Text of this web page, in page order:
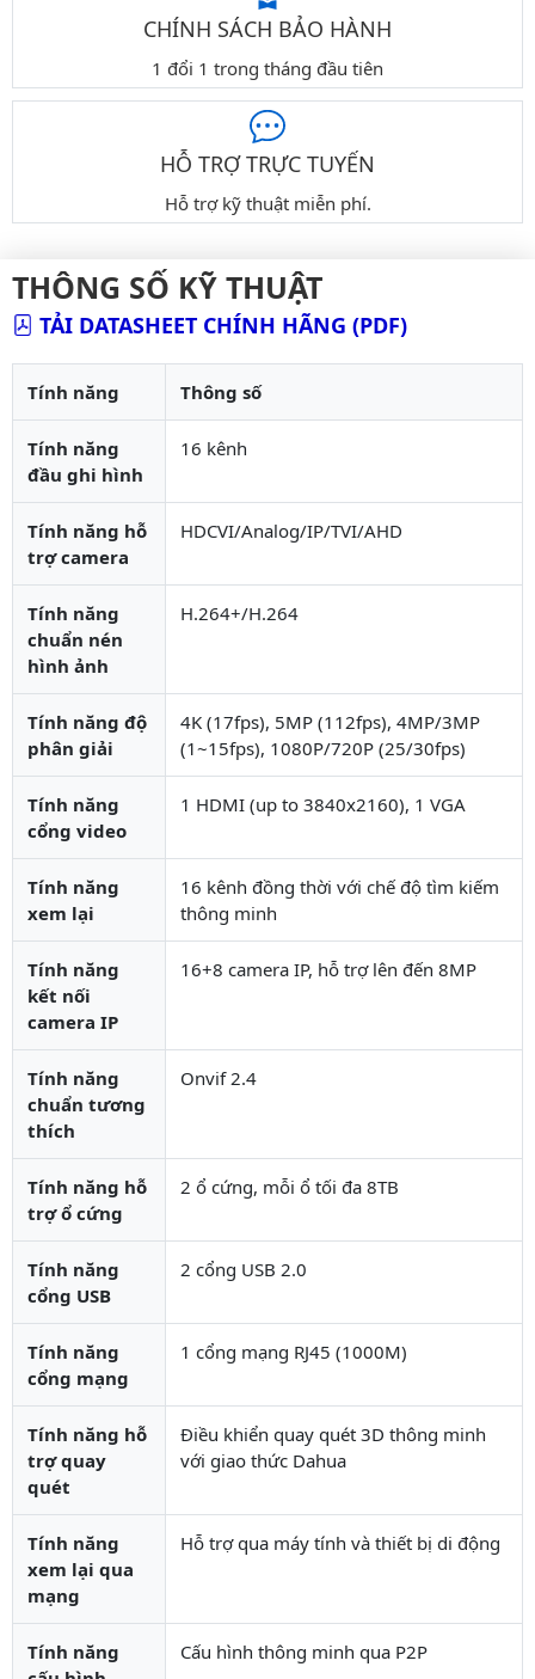
CHÍNH SÁCH BẢO HÀNH
1 đổi 1 trong tháng đầu tiên
HỖ TRỢ TRỰC TUYẾN
Hỗ trợ kỹ thuật miễn phí.
THÔNG SỐ KỸ THUẬT
TẢI DATASHEET CHÍNH HÃNG (PDF)
Tính năng Thông số
Tính năng
đầu ghi hình
16 kênh
Tính năng hỗ
trợ camera
HDCVI/Analog/IP/TVI/AHD
Tính năng
chuẩn nén
hình ảnh
H.264+/H.264
Tính năng độ
phân giải
4K (17fps), 5MP (112fps), 4MP/3MP
(1~15fps), 1080P/720P (25/30fps)
Tính năng
cổng video
1 HDMI (up to 3840x2160), 1 VGA
Tính năng
xem lại
16 kênh đồng thời với chế độ tìm kiếm
thông minh
Tính năng
kết nối
camera IP
16+8 camera IP, hỗ trợ lên đến 8MP
Tính năng
chuẩn tương
thích
Onvif 2.4
Tính năng hỗ
trợ ổ cứng
2 ổ cứng, mỗi ổ tối đa 8TB
Tính năng
cổng USB
2 cổng USB 2.0
Tính năng
cổng mạng
1 cổng mạng RJ45 (1000M)
Tính năng hỗ
trợ quay
quét
Điều khiển quay quét 3D thông minh
với giao thức Dahua
Tính năng
xem lại qua
mạng
Hỗ trợ qua máy tính và thiết bị di động
Tính năng
Cấu hình thông minh qua P2P